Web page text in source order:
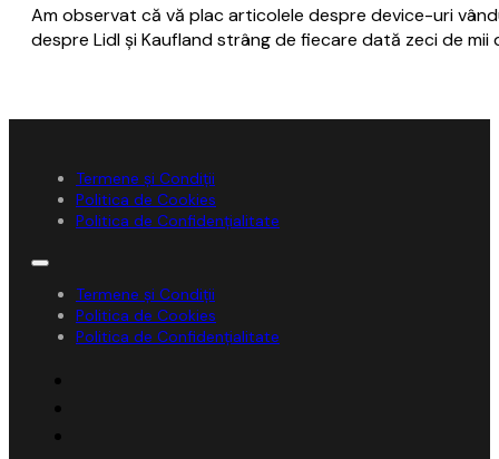
Am observat că vă plac articolele despre device-uri
despre Lidl şi Kaufland strâng de fiecare dată zeci de mii
Termene și Condiții
Politica de Cookies
Politica de Confidențialitate
Termene și Condiții
Politica de Cookies
Politica de Confidențialitate